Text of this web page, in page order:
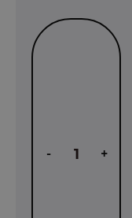
- +